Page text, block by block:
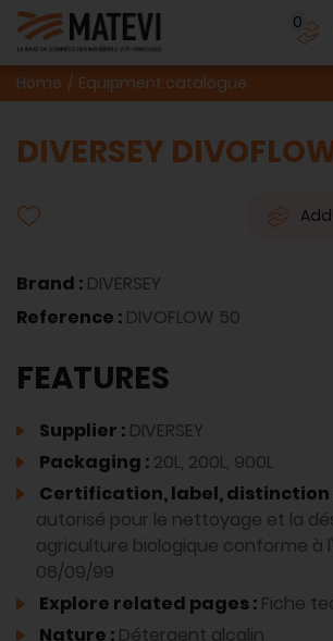
0
Home Equipment catalogue
DIVERSEY
Brand : DIVERSEY
Reference : DIVOFLOW 50
FEATURES
Supplier : DIVERSEY
Packaging : 20L, 200L, 900L
Certification, label, distinction
autorisé pour le nettoyage et la
agriculture biologique conforme à
08/09/99
Explore related pages : Fiche
Nature : Détergent alcalin